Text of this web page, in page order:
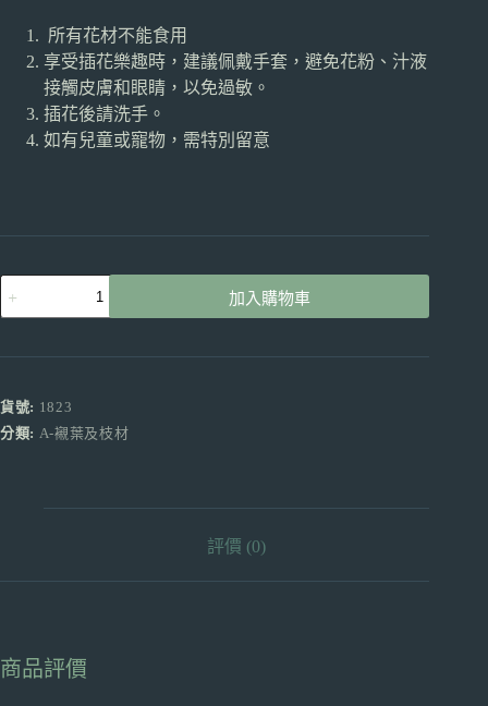
所有花材不能食用
享受插花樂趣時，建議佩戴手套，避免花粉、汁液
接觸皮膚和眼睛，以免過敏。
插花後請洗手。
如有兒童或寵物，需特別留意
鐵
色
10
枝
加入購物車
貨號: 1823
分類: A-襯葉及枝材
評價 (0)
商品評價